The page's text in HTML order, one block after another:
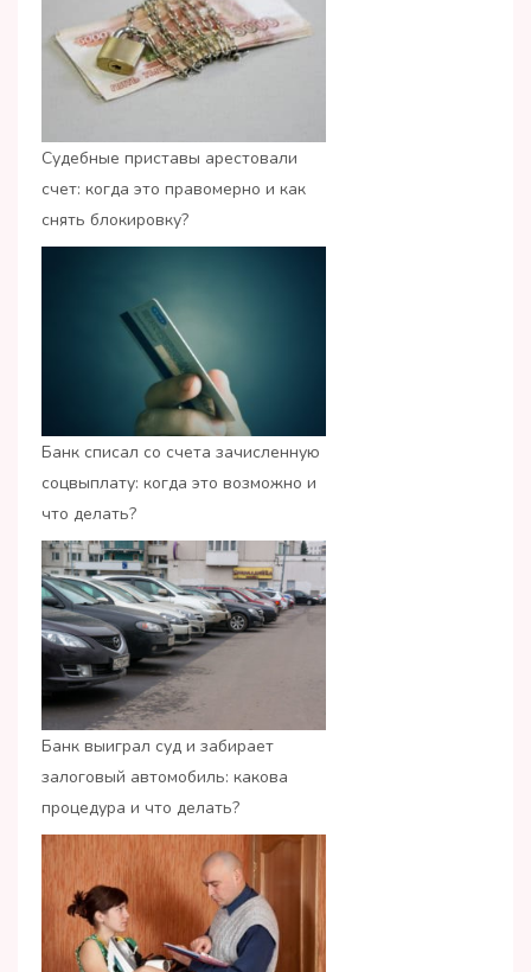
Судебные приставы арестовали
счет: когда это правомерно и как
снять блокировку?
Банк списал со счета зачисленную
соцвыплату: когда это возможно и
что делать?
Банк выиграл суд и забирает
залоговый автомобиль: какова
процедура и что делать?